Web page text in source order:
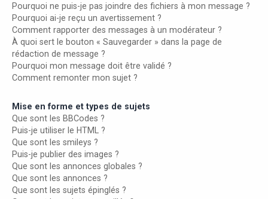
Pourquoi ne puis-je pas joindre des fichiers à mon message ?
Pourquoi ai-je reçu un avertissement ?
Comment rapporter des messages à un modérateur ?
À quoi sert le bouton « Sauvegarder » dans la page de
rédaction de message ?
Pourquoi mon message doit être validé ?
Comment remonter mon sujet ?
Mise en forme et types de sujets
Que sont les BBCodes ?
Puis-je utiliser le HTML ?
Que sont les smileys ?
Puis-je publier des images ?
Que sont les annonces globales ?
Que sont les annonces ?
Que sont les sujets épinglés ?